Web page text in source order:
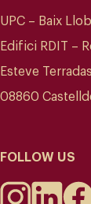
UPC – Baix
Edifici RDIT –
Esteve
08860
FOLLOW US